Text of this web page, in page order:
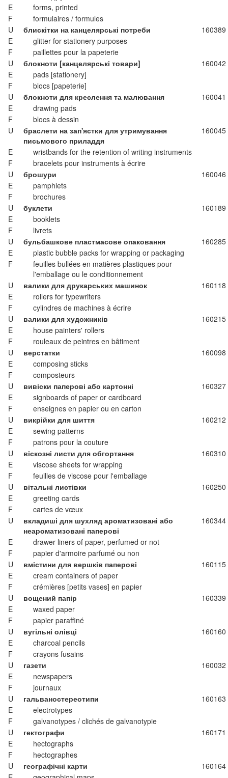
E
forms, printed
F
formulaires / formules
U
блискітки на канцелярські потреби
160389
E
glitter for stationery purposes
F
paillettes pour la papeterie
U
блокноти [канцелярські товари]
160042
E
pads [stationery]
F
blocs [papeterie]
U
блокноти для креслення та малювання
160041
E
drawing pads
F
blocs à dessin
U
браслети на зап'ястки для утримування
письмового приладдя
160045
E
wristbands for the retention of writing instruments
F
bracelets pour instruments à écrire
U
брошури
160046
E
pamphlets
F
brochures
U
буклети
160189
E
booklets
F
livrets
U
бульбашкове пластмасове опаковання
160285
E
plastic bubble packs for wrapping or packaging
F
feuilles bullées en matières plastiques pour
l'emballage ou le conditionnement
U
валики для друкарських машинок
160118
E
rollers for typewriters
F
cylindres de machines à écrire
U
валики для художників
160215
E
house painters' rollers
F
rouleaux de peintres en bâtiment
U
верстатки
160098
E
composing sticks
F
composteurs
U
вивіски паперові або картонні
160327
E
signboards of paper or cardboard
F
enseignes en papier ou en carton
U
викрійки для шиття
160212
E
sewing patterns
F
patrons pour la couture
U
віскозні листи для обгортання
160310
E
viscose sheets for wrapping
F
feuilles de viscose pour l'emballage
U
вітальні листівки
160250
E
greeting cards
F
cartes de vœux
U
вкладиші для шухляд ароматизовані або
неароматизовані паперові
160344
E
drawer liners of paper, perfumed or not
F
papier d'armoire parfumé ou non
U
вмістини для вершків паперові
160115
E
cream containers of paper
F
crémières [petits vases] en papier
U
вощений папір
160339
E
waxed paper
F
papier paraffiné
U
вугільні олівці
160160
E
charcoal pencils
F
crayons fusains
U
газети
160032
E
newspapers
F
journaux
U
гальваностереотипи
160163
E
electrotypes
F
galvanotypes / clichés de galvanotypie
U
гектографи
160171
E
hectographs
F
hectographes
U
географічні карти
160164